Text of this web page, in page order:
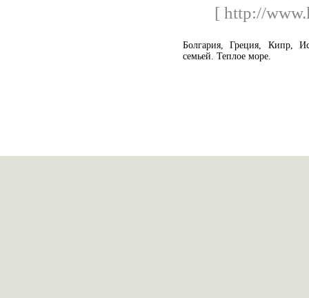
[ http://
Болгария, Греция, Кипр,
семьей. Теплое море.